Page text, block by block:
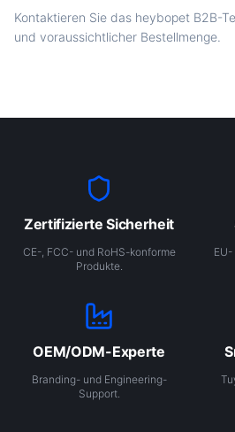
Kontaktieren Sie das heybopet B2B-
und voraussichtlicher Bestellmenge.
Zertifizierte Sicherheit
CE-, FCC- und RoHS-konforme
Produkte.
OEM/ODM-Experte
Branding- und Engineering-
Support.